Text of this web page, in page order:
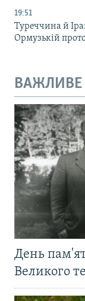
19:51
Туреччина й
Ормузькій
ВАЖЛИВЕ
День
Великого